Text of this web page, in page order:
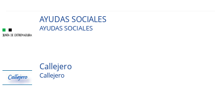
AYUDAS SOCIALES
AYUDAS SOCIALES
Callejero
Callejero